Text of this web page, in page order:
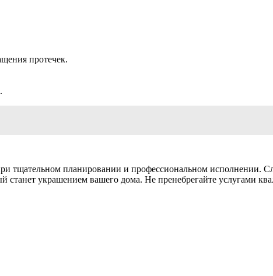
протечек.
тщательном планировании и профессиональном исполнении.
украшением вашего дома. Не пренебрегайте услугами